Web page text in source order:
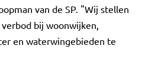
van de SP. "Wij stellen
bij woonwijken,
en waterwingebieden te